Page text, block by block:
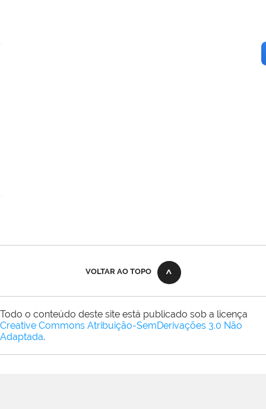
VOLTAR AO TOPO
Todo o conteúdo deste site está publicado sob a licença
Creative Commons Atribuição-SemDerivações 3.0 Não
Adaptada.